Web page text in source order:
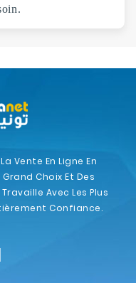
Vente En Ligne En
Choix Et Des
Avec Les Plus
Confiance.